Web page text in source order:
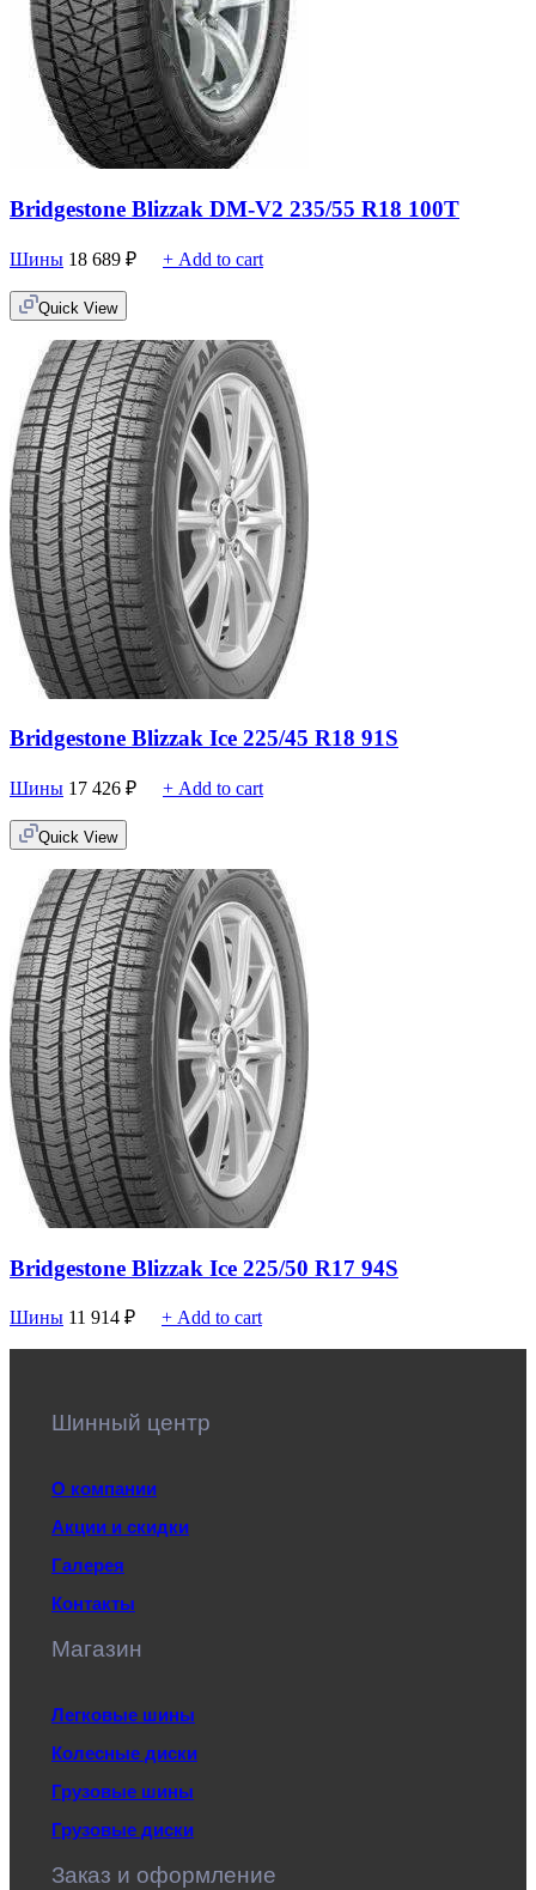
Bridgestone Blizzak DM-V2 235/55 R18 100T
Шины 18 689 ₽ + Add to cart
Quick View
Bridgestone Blizzak Ice 225/45 R18 91S
Шины 17 426 ₽ + Add to cart
Quick View
Bridgestone Blizzak Ice 225/50 R17 94S
Шины 11 914 ₽ + Add to cart
Шинный центр
О компании
Акции и скидки
Галерея
Контакты
Магазин
Легковые шины
Колесные диски
Грузовые шины
Грузовые диски
Заказ и оформление